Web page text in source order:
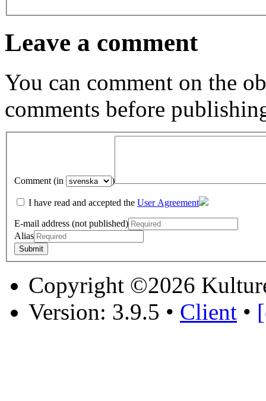
Leave a comment
You can comment on the
comments before
Comment (in )
I have read and accepted the User Agreement
E-mail address (not published)
Alias
Copyright ©2026
Version: 3.9.5 • Client •